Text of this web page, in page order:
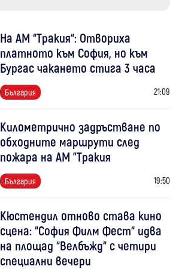
На АМ “Тракия“: Отвориха
платното към София, но към
Бургас чакането стига 3 часа
България 21:09
Километрично задръстване по
обходните маршрути след
пожара на АМ "Тракия
България 19:50
Кюстендил отново става кино
сцена: “София Филм Фест“ идва
на площад “Велбъжд“ с четири
специални вечери